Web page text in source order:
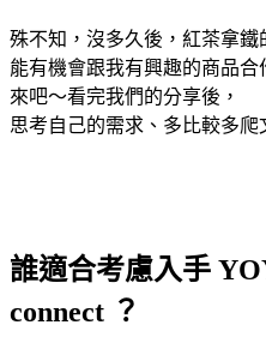
殊不知，沒多久後，紅茶拿鐵
能有機會跟我有興趣的商品合
來吧～看完我們的分享後，
思考自己的需求、多比較多爬
誰適合考慮入手
connect ？